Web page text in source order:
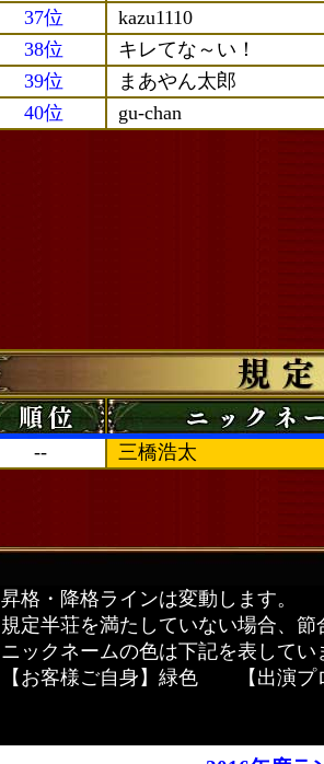
37位
kazu1110
38位
キレてな～い！
39位
まあやん太郎
40位
gu-chan
-- 三橋浩太
昇格・降格ラインは変動します。
規定半荘を満たしていない場合、
ニックネームの色は下記を表してい
【お客様ご自身】緑色 【出演